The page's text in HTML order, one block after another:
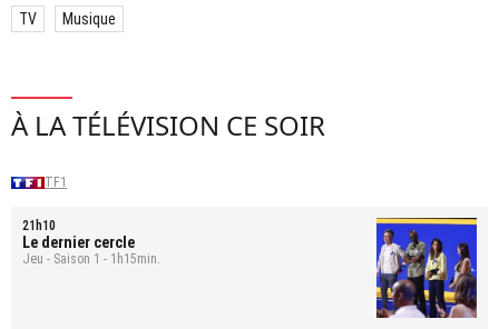
TV Musique
À LA TÉLÉVISION CE SOIR
TF1
21h10
Le dernier cercle
Jeu - Saison 1 - 1h15min.